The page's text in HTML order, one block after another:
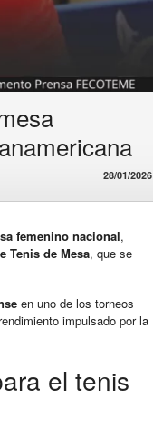
28/01/2026
femenino nacional,
Tenis de Mesa, que se
en uno de los torneos
impulsado por la
el tenis